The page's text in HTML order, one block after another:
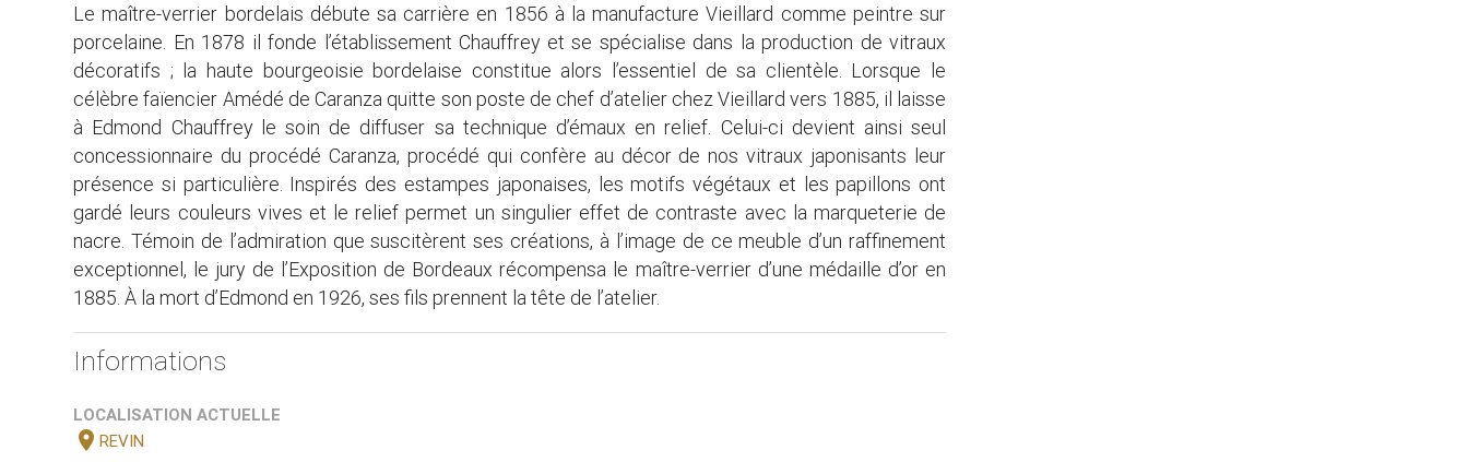
Le maître-verrier bordelais débute sa carrière en 1856 à la manufacture Vieillard comme peintre sur
porcelaine. En 1878 il fonde l’établissement Chauffrey et se spécialise dans la production de vitraux
décoratifs ; la haute bourgeoisie bordelaise constitue alors l’essentiel de sa clientèle. Lorsque le
célèbre faïencier Amédé de Caranza quitte son poste de chef d’atelier chez Vieillard vers 1885, il laisse
à Edmond Chauffrey le soin de diffuser sa technique d’émaux en relief. Celui-ci devient ainsi seul
concessionnaire du procédé Caranza, procédé qui confère au décor de nos vitraux japonisants leur
présence si particulière. Inspirés des estampes japonaises, les motifs végétaux et les papillons ont
gardé leurs couleurs vives et le relief permet un singulier effet de contraste avec la marqueterie de
nacre. Témoin de l’admiration que suscitèrent ses créations, à l’image de ce meuble d’un raffinement
exceptionnel, le jury de l’Exposition de Bordeaux récompensa le maître-verrier d’une médaille d’or en
1885. À la mort d’Edmond en 1926, ses fils prennent la tête de l’atelier.
Informations
LOCALISATION ACTUELLE
location_onREVIN